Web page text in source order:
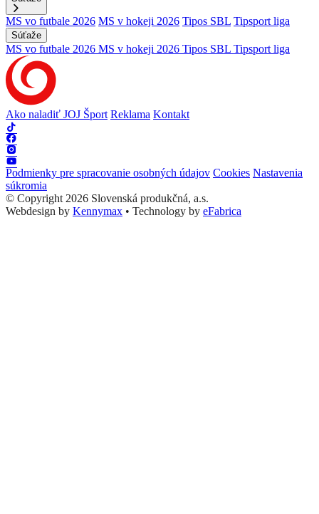
MS vo futbale 2026 MS v hokeji 2026 Tipos SBL Tipsport liga
Súťaže
MS vo futbale 2026 MS v hokeji 2026 Tipos SBL Tipsport liga
Ako naladiť JOJ Šport Reklama Kontakt
Podmienky pre spracovanie osobných údajov Cookies Nastavenia
súkromia
© Copyright 2026 Slovenská produkčná, a.s.
Webdesign by Kennymax • Technology by eFabrica